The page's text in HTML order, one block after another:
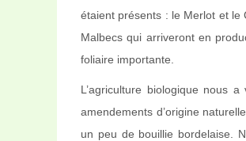
étaient présents : le Merlot et le
Malbecs qui arriveront en
foliaire importante.
L’agriculture biologique nous
amendements d’origine
un peu de bouillie bordelaise.